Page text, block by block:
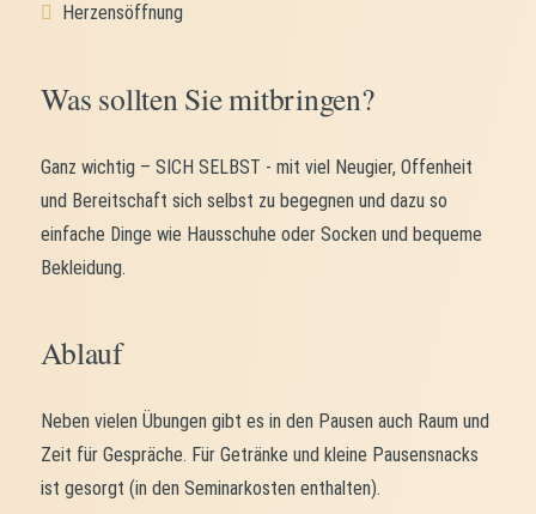
Herzensöffnung
Was sollten Sie mitbringen?
Ganz wichtig – SICH SELBST - mit viel Neugier, Offenheit
und Bereitschaft sich selbst zu begegnen und dazu so
einfache Dinge wie Hausschuhe oder Socken und bequeme
Bekleidung.
Ablauf
Neben vielen Übungen gibt es in den Pausen auch Raum und
Zeit für Gespräche. Für Getränke und kleine Pausensnacks
ist gesorgt (in den Seminarkosten enthalten).